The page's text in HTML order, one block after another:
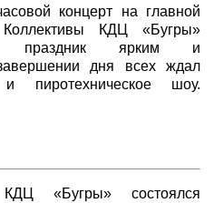
концерт на главной
КДЦ «Бугры»
праздник ярким и
дня всех ждал
пиротехническое шоу.
«Бугры» состоялся